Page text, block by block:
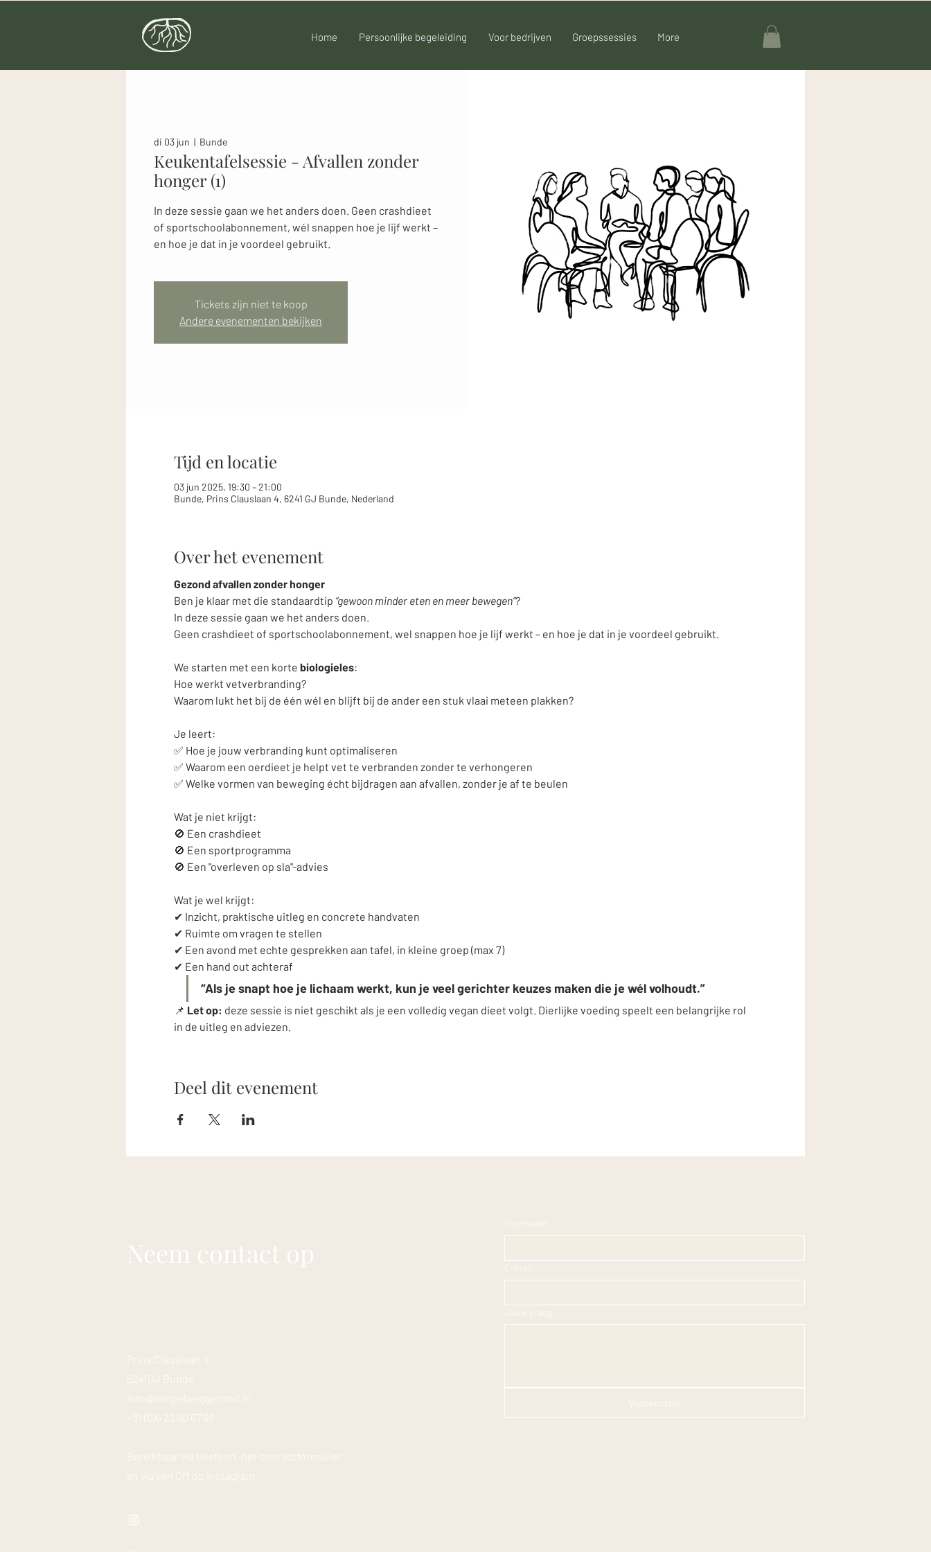
Home Persoonlijke begeleiding Voor bedrijven Groepssessies More
di 03 jun
  |
Bunde
Keukentafelsessie - Afvallen zonder
honger (1)
In deze sessie gaan we het anders doen. Geen crashdieet
of sportschoolabonnement, wél snappen hoe je lijf werkt –
en hoe je dat in je voordeel gebruikt.
Tickets zijn niet te koop
Andere evenementen bekijken
Tijd en locatie
03 jun 2025, 19:30 – 21:00
Bunde, Prins Clauslaan 4, 6241 GJ Bunde, Nederland
Over het evenement
Gezond afvallen zonder honger
Ben je klaar met die standaardtip “gewoon minder eten en meer bewegen”?
In deze sessie gaan we het anders doen.
Geen crashdieet of sportschoolabonnement, wel snappen hoe je lijf werkt – en hoe je dat in je voordeel gebruikt.
We starten met een korte biologieles:
Hoe werkt vetverbranding?
Waarom lukt het bij de één wél en blijft bij de ander een stuk vlaai meteen plakken?
Je leert:
✅ Hoe je jouw verbranding kunt optimaliseren
✅ Waarom een oerdieet je helpt vet te verbranden zonder te verhongeren
✅ Welke vormen van beweging écht bijdragen aan afvallen, zonder je af te beulen
Wat je niet krijgt:
🚫 Een crashdieet
🚫 Een sportprogramma
🚫 Een "overleven op sla"-advies
Wat je wel krijgt:
✔ Inzicht, praktische uitleg en concrete handvaten
✔ Ruimte om vragen te stellen
✔ Een avond met echte gesprekken aan tafel, in kleine groep (max 7)
✔ Een hand out achteraf
“Als je snapt hoe je lichaam werkt, kun je veel gerichter keuzes maken die je wél volhoudt.”
📌 Let op: deze sessie is niet geschikt als je een volledig vegan dieet volgt. Dierlijke voeding speelt een belangrijke rol
in de uitleg en adviezen.
Deel dit evenement
Neem contact op
Prins Clauslaan 4
6241GJ Bunde
info@simpelweggezond.nl
+31 (0)6 23 90 67 69
Bereikbaar via telefoon, het contactformulier
en via een DM op Instagram.
Voornaam
E-mail
Jouw vraag
Verzenden